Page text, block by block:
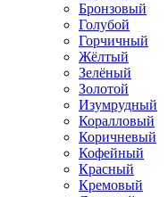
Бронзовый
Голубой
Горчичный
Жёлтый
Зелёный
Золотой
Изумрудный
Коралловый
Коричневый
Кофейный
Красный
Кремовый